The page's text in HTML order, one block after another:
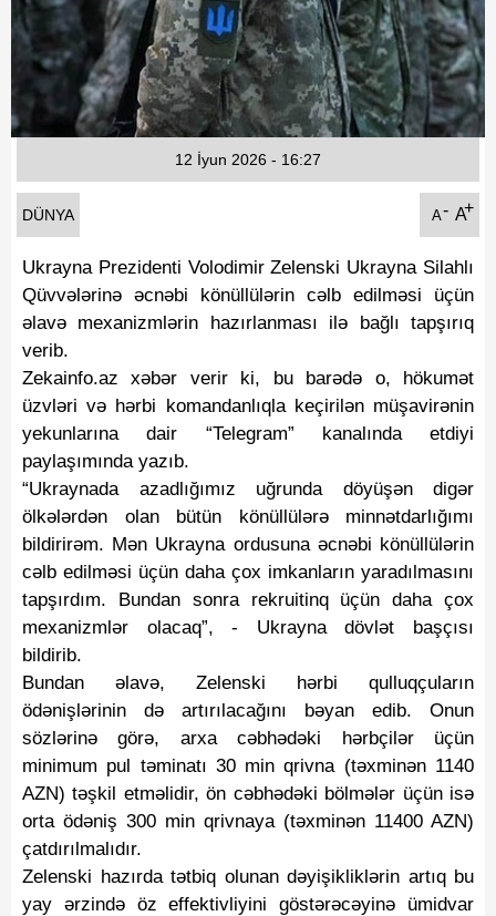
Fotoqaleriya
Reportaj
Qarabag Zəfəri
DÜNYA A- A+
12 İyun 2026 - 16:27
Ukrayna Prezidenti Volodimir Zelenski Ukrayna Silahlı
Qüvvələrinə əcnəbi könüllülərin cəlb edilməsi üçün
əlavə mexanizmlərin hazırlanması ilə bağlı tapşırıq
verib.
Zekainfo.az xəbər verir ki, bu barədə o, hökumət
üzvləri və hərbi komandanlıqla keçirilən müşavirənin
yekunlarına dair “Telegram” kanalında etdiyi
paylaşımında yazıb.
“Ukraynada azadlığımız uğrunda döyüşən digər
ölkələrdən olan bütün könüllülərə minnətdarlığımı
bildirirəm. Mən Ukrayna ordusuna əcnəbi könüllülərin
cəlb edilməsi üçün daha çox imkanların yaradılmasını
tapşırdım. Bundan sonra rekruitinq üçün daha çox
mexanizmlər olacaq”, - Ukrayna dövlət başçısı
bildirib.
Bundan əlavə, Zelenski hərbi qulluqçuların
ödənişlərinin də artırılacağını bəyan edib. Onun
sözlərinə görə, arxa cəbhədəki hərbçilər üçün
minimum pul təminatı 30 min qrivna (təxminən 1140
AZN) təşkil etməlidir, ön cəbhədəki bölmələr üçün isə
orta ödəniş 300 min qrivnaya (təxminən 11400 AZN)
çatdırılmalıdır.
Zelenski hazırda tətbiq olunan dəyişikliklərin artıq bu
yay ərzində öz effektivliyini göstərəcəyinə ümidvar